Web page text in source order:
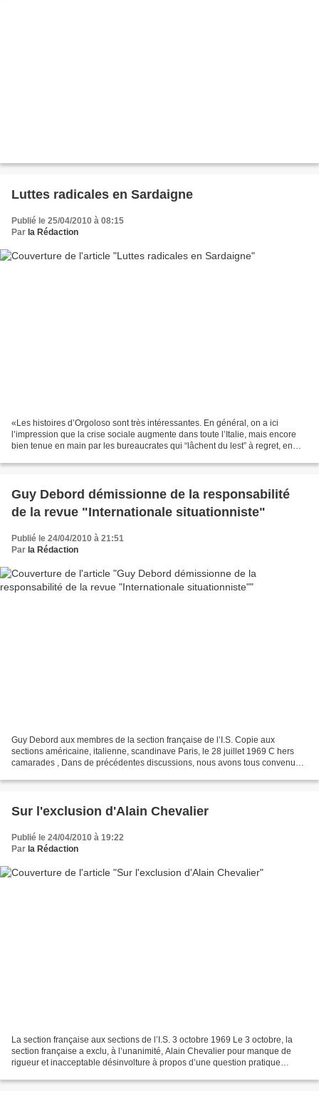
Luttes radicales en Sardaigne
Publié le 25/04/2010 à 08:15
Par la Rédaction
«Les histoires d’Orgoloso sont très intéressantes. En général, on a ici
l’impression que la crise sociale augmente dans toute l’Italie, mais encore
bien tenue en main par les bureaucrates qui “lâchent du lest” à regret, en
Guy Debord démissionne de la responsabilité
de la revue "Internationale situationniste"
Publié le 24/04/2010 à 21:51
Par la Rédaction
Guy Debord aux membres de la section française de l’I.S. Copie aux
sections américaine, italienne, scandinave Paris, le 28 juillet 1969 C hers
camarades , Dans de précédentes discussions, nous avons tous convenu
Sur l'exclusion d'Alain Chevalier
Publié le 24/04/2010 à 19:22
Par la Rédaction
La section française aux sections de l’I.S. 3 octobre 1969 Le 3 octobre, la
section française a exclu, à l’unanimité, Alain Chevalier pour manque de
rigueur et inacceptable désinvolture à propos d’une question pratique